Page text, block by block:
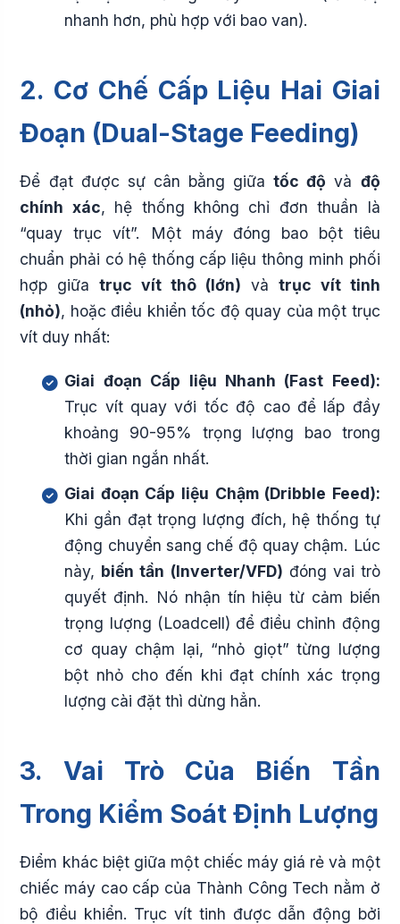
nhanh hơn, phù hợp với bao van).
2. Cơ Chế Cấp Liệu Hai Giai
Đoạn (Dual-Stage Feeding)
Để đạt được sự cân bằng giữatốc độ và độ
chính xác, hệ thống không chỉ đơn thuần là
“quay trục vít”. Một máy đóng bao bột tiêu
chuẩn phải có hệ thống cấp liệu thông minh phối
hợp giữatrục vít thô (lớn) và trục vít tinh
(nhỏ), hoặc điều khiển tốc độ quay của một trục
vít duy nhất:
Giai đoạn Cấp liệu Nhanh (Fast Feed):
Trục vít quay với tốc độ cao để lấp đầy
khoảng 90-95% trọng lượng bao trong
thời gian ngắn nhất.
Giai đoạn Cấp liệu Chậm (Dribble Feed):
Khi gần đạt trọng lượng đích, hệ thống tự
động chuyển sang chế độ quay chậm. Lúc
này, biến tần (Inverter/VFD) đóng vai trò
quyết định. Nó nhận tín hiệu từ cảm biến
trọng lượng (Loadcell) để điều chỉnh động
cơ quay chậm lại, “nhỏ giọt” từng lượng
bột nhỏ cho đến khi đạt chính xác trọng
lượng cài đặt thì dừng hẳn.
3. Vai Trò Của Biến Tần
Trong Kiểm Soát Định Lượng
Điểm khác biệt giữa một chiếc máy giá rẻ và một
chiếc máy cao cấp của Thành Công Tech nằm ở
bộ điều khiển. Trục vít tinh được dẫn động bởi